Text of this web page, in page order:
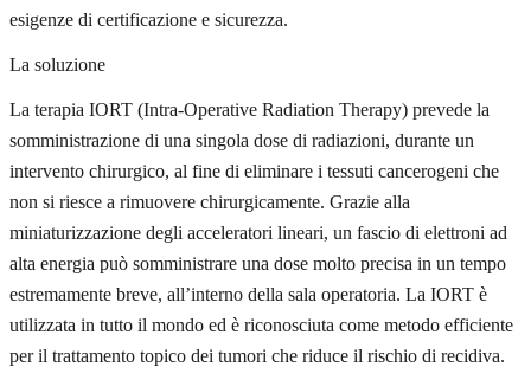
esigenze di certificazione e sicurezza.
La soluzione
La terapia IORT (Intra-Operative Radiation Therapy) prevede la
somministrazione di una singola dose di radiazioni, durante un
intervento chirurgico, al fine di eliminare i tessuti cancerogeni che
non si riesce a rimuovere chirurgicamente. Grazie alla
miniaturizzazione degli acceleratori lineari, un fascio di elettroni ad
alta energia può somministrare una dose molto precisa in un tempo
estremamente breve, all’interno della sala operatoria. La IORT è
utilizzata in tutto il mondo ed è riconosciuta come metodo efficiente
per il trattamento topico dei tumori che riduce il rischio di recidiva.